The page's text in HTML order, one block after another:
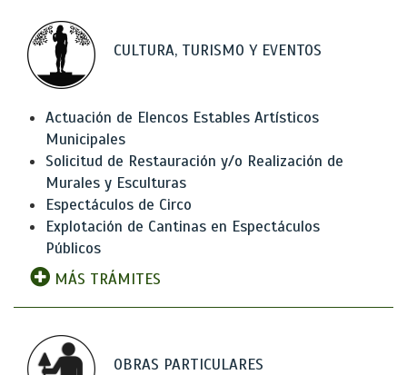
CULTURA, TURISMO Y EVENTOS
Actuación de Elencos Estables Artísticos
Municipales
Solicitud de Restauración y/o Realización de
Murales y Esculturas
Espectáculos de Circo
Explotación de Cantinas en Espectáculos
Públicos
MÁS TRÁMITES
OBRAS PARTICULARES